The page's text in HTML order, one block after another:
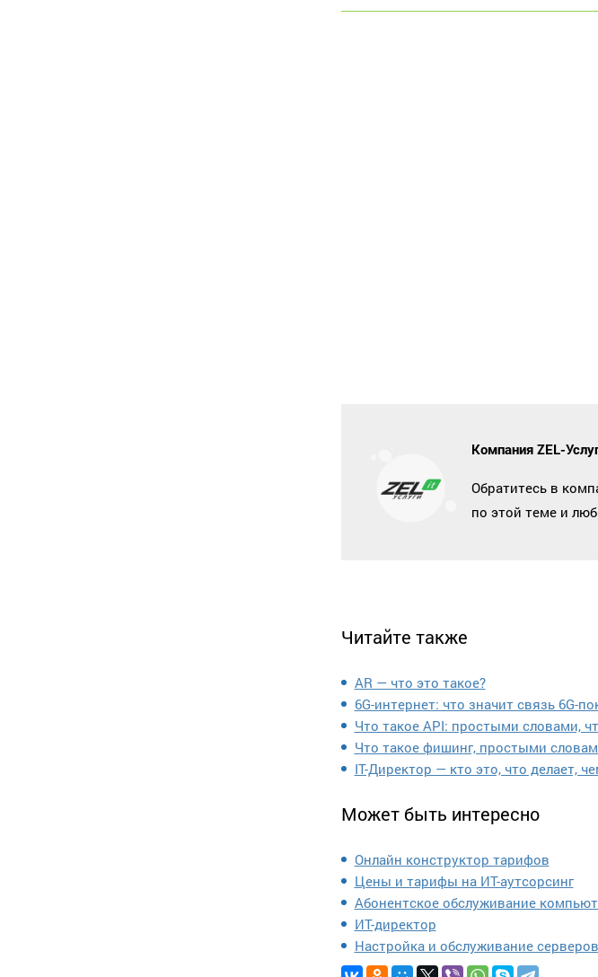
Компания ZEL-
Обратитесь в
по этой теме и
Читайте также
AR — что это такое?
6G-интернет: что значит связь 6G-
Что такое API: простыми словами,
Что такое фишинг, простыми
IT-Директор — кто это, что делает,
Может быть интересно
Онлайн конструктор тарифов
Цены и тарифы на ИТ-аутсорсинг
Абонентское обслуживание
ИТ-директор
Настройка и обслуживание серверов